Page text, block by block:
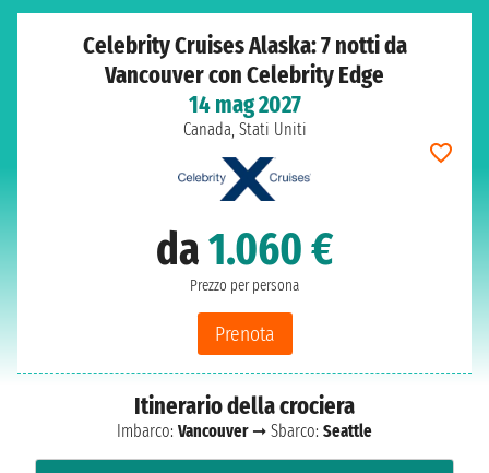
Celebrity Cruises Alaska: 7 notti da
Vancouver con Celebrity Edge
14 mag 2027
Canada, Stati Uniti
da1.060 €
Prezzo per persona
Prenota
Itinerario della crociera
Imbarco: Vancouver➞ Sbarco: Seattle